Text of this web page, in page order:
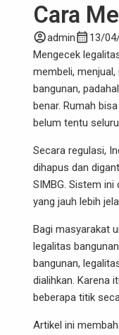
Cara
account_circleadmincalendar_month 13/
Mengecek
membeli,
bangunan,
benar. Rumah
belum tentu
Secara regulasi,
dihapus dan
SIMBG. Sistem
yang jauh lebih
Bagi masyarakat
legalitas
bangunan,
dialihkan. Karena
beberapa titik
Artikel ini